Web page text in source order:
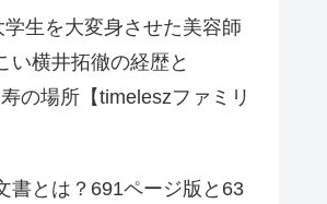
生を大変身させた美容師
い横井拓徹の経歴と
の場所【timeleszファミリ
書とは？691ページ版と63